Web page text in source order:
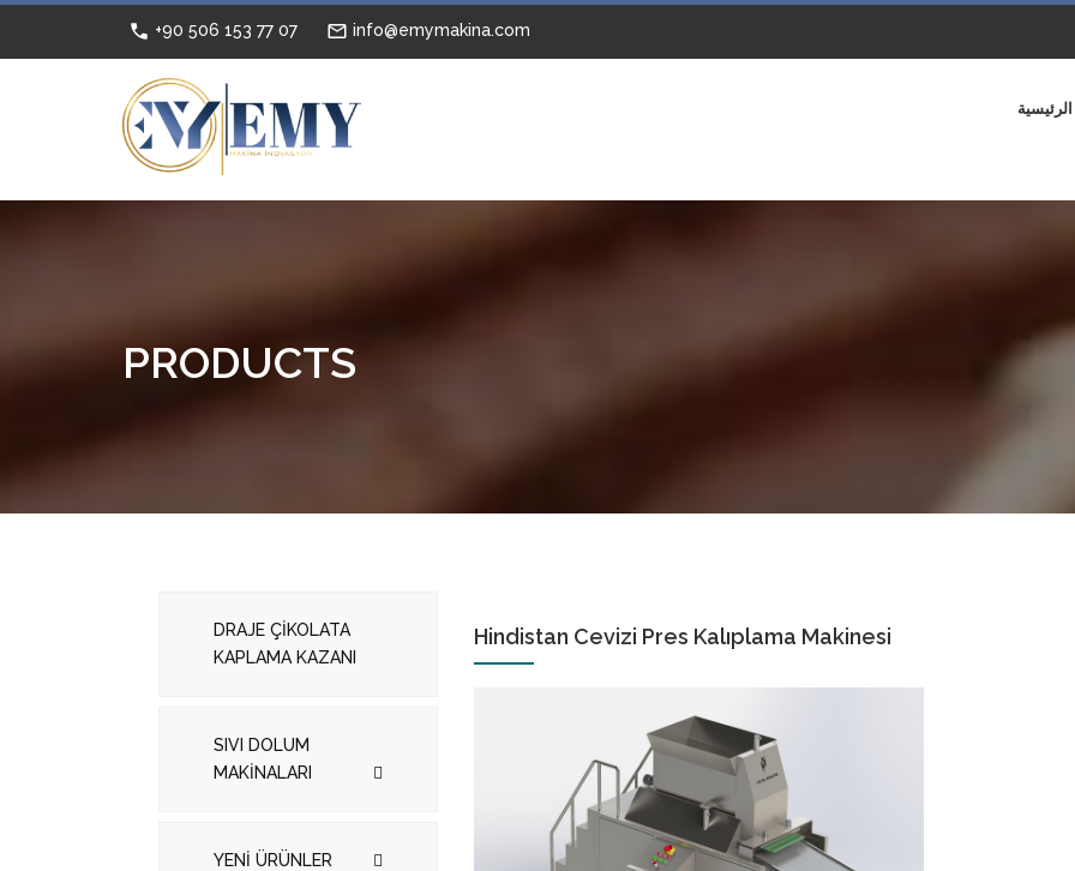
+90 506 153 77 07 info@emymakina.com
PRODUCTS
DRAJE ÇİKOLATA
KAPLAMA KAZANI
SIVI DOLUM
MAKİNALARI
YENİ ÜRÜNLER
Hindistan Cevizi Pres Kalıplama Makinesi